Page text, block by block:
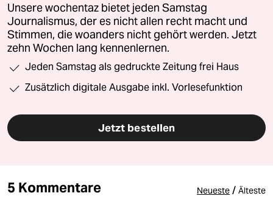
Unsere wochentaz bietet jeden Samstag
Journalismus, der es nicht allen recht macht und
Stimmen, die woanders nicht gehört werden. Jetzt
zehn Wochen lang kennenlernen.
Jeden Samstag als gedruckte Zeitung frei Haus
Zusätzlich digitale Ausgabe inkl. Vorlesefunktion
Jetzt bestellen
5 Kommentare Neueste / Älteste